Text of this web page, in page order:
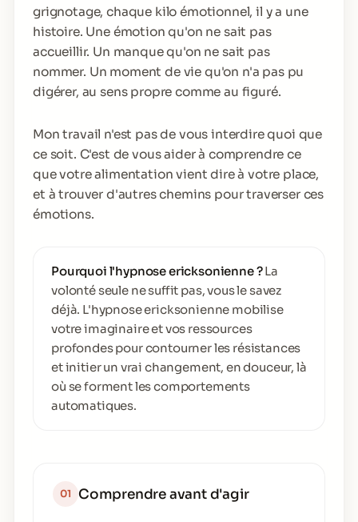
grignotage, chaque kilo émotionnel, il y a une
histoire. Une émotion qu'on ne sait pas
accueillir. Un manque qu'on ne sait pas
nommer. Un moment de vie qu'on n'a pas pu
digérer, au sens propre comme au figuré.
Mon travail n'est pas de vous interdire quoi que
ce soit. C'est de vous aider à comprendre ce
que votre alimentation vient dire à votre place,
et à trouver d'autres chemins pour traverser ces
émotions.
Pourquoi l'hypnose ericksonienne ?La
volonté seule ne suffit pas, vous le savez
déjà. L'hypnose ericksonienne mobilise
votre imaginaire et vos ressources
profondes pour contourner les résistances
et initier un vrai changement, en douceur, là
où se forment les comportements
automatiques.
01 Comprendre avant d'agir